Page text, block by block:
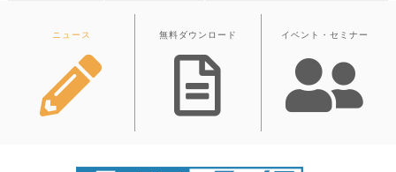
ニュース 無料ダウンロード イベント・セミナー